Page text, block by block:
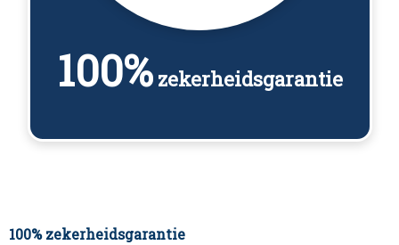
100%zekerheidsgarantie
100% zekerheidsgarantie